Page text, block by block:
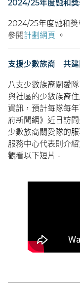
2024/25年度融和獎
2024/25年度融和
參閱計劃網頁 。
支援少數族裔 共建
八支少數族裔關愛
與社區的少數族裔
資訊，預計每隊每
府新聞網》近日訪
少數族裔關愛隊的
服務中心代表則介
觀看以下短片 -